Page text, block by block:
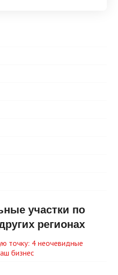
участки по
регионах
точку: 4 неочевидные
бизнес